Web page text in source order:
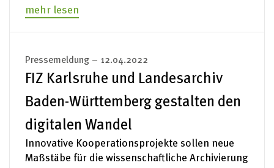
mehr lesen
Pressemeldung – 12.04.2022
FIZ Karlsruhe und Landesarchiv
Baden-Württemberg gestalten den
digitalen Wandel
Innovative Kooperationsprojekte sollen neue
Maßstäbe für die wissenschaftliche Archivierung